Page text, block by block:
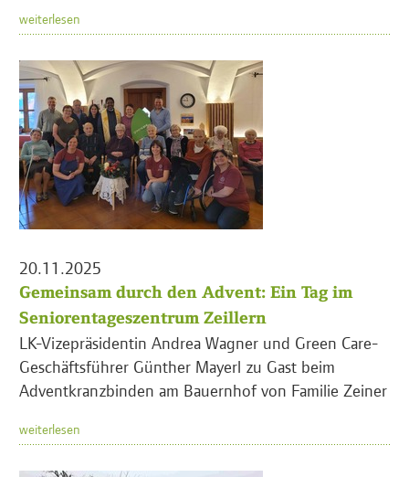
weiterlesen
20.11.2025
Gemeinsam durch den Advent: Ein Tag im
Seniorentageszentrum Zeillern
LK-Vizepräsidentin Andrea Wagner und Green Care-
Geschäftsführer Günther Mayerl zu Gast beim
Adventkranzbinden am Bauernhof von Familie Zeiner
weiterlesen